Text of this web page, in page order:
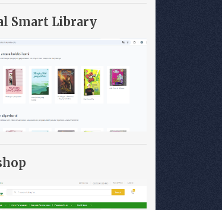
Smart Library